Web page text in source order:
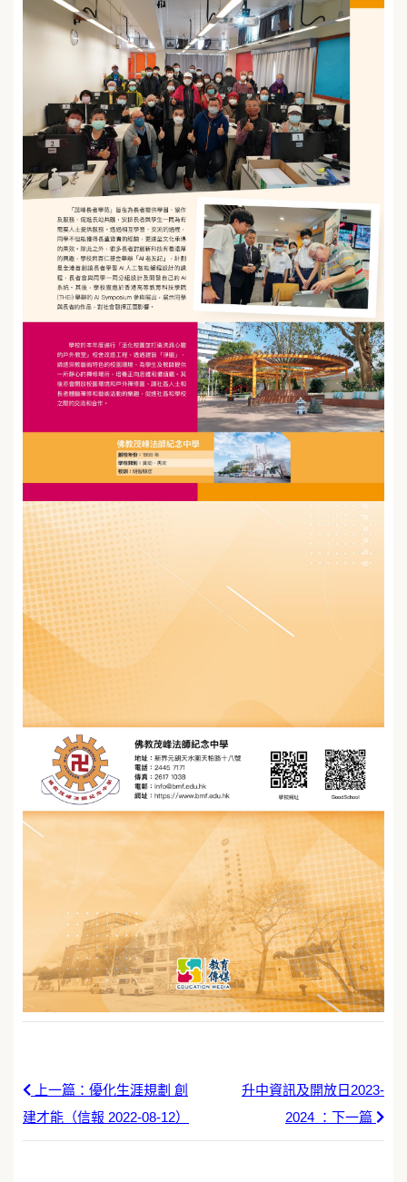
上一篇：優化生涯規劃 創
建才能（信報 2022-08-12）
升中資訊及開放日2023-
2024 ：下一篇